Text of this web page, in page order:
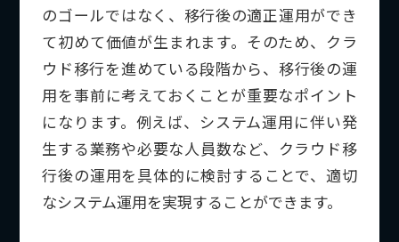
のゴールではなく、移行後の適正運用ができ
て初めて価値が生まれます。そのため、クラ
ウド移行を進めている段階から、移行後の運
用を事前に考えておくことが重要なポイント
になります。例えば、システム運用に伴い発
生する業務や必要な人員数など、クラウド移
行後の運用を具体的に検討することで、適切
なシステム運用を実現することができます。